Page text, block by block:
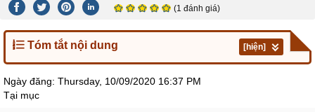
(1 đánh giá)
Tóm tắt nội dung [hiện]
Ngày đăng: Thursday, 10/09/2020 16:37 PM
Tại mục